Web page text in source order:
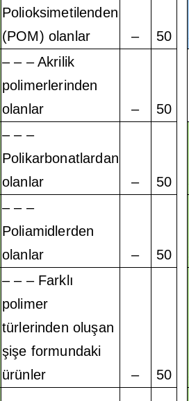
Polioksimetilenden
(POM) olanlar
– 50
– – – Akrilik
polimerlerinden
olanlar
– 50
– – –
Polikarbonatlardan
olanlar
– 50
– – –
Poliamidlerden
olanlar
– 50
– – – Farklı
polimer
türlerinden oluşan
şişe formundaki
ürünler
– 50